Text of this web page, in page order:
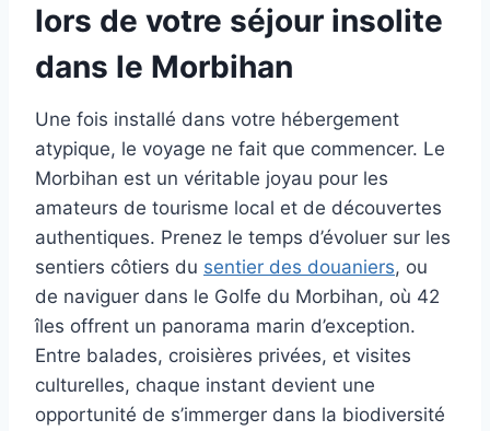
lors de votre séjour insolite
dans le Morbihan
Une fois installé dans votre hébergement
atypique, le voyage ne fait que commencer. Le
Morbihan est un véritable joyau pour les
amateurs de tourisme local et de découvertes
authentiques. Prenez le temps d’évoluer sur les
sentiers côtiers du sentier des douaniers, ou
de naviguer dans le Golfe du Morbihan, où 42
îles offrent un panorama marin d’exception.
Entre balades, croisières privées, et visites
culturelles, chaque instant devient une
opportunité de s’immerger dans la biodiversité